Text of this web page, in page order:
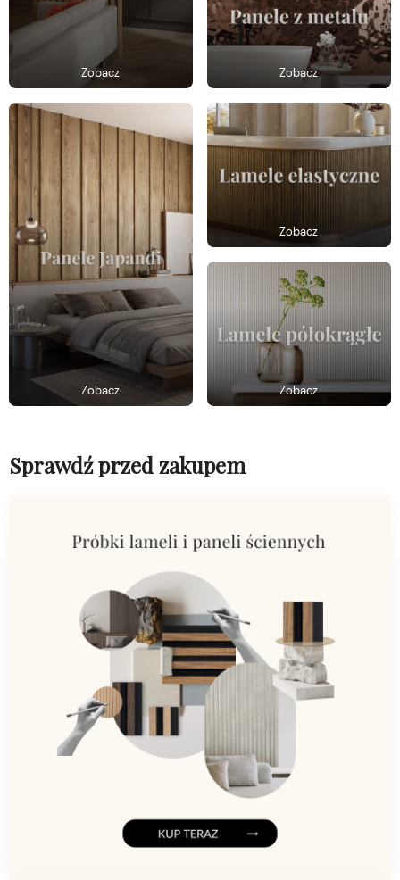
Zobacz Zobacz
Zobacz
Zobacz
Zobacz
Sprawdź przed zakupem